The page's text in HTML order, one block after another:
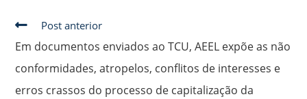
Post anterior
Em documentos enviados ao TCU, AEEL expõe as não
conformidades, atropelos, conflitos de interesses e
erros crassos do processo de capitalização da